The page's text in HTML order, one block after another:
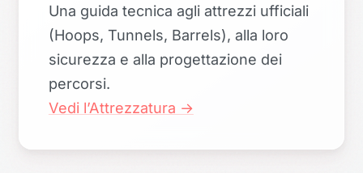
Una guida tecnica agli attrezzi ufficiali
(Hoops, Tunnels, Barrels), alla loro
sicurezza e alla progettazione dei
percorsi.
Vedi l’Attrezzatura →